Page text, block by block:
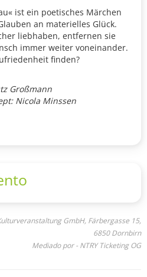
ist ein poetisches Märchen
an materielles Glück.
liebhaben, entfernen sie
immer weiter voneinander.
finden?
Großmann
Nicola Minssen
GmbH, Färbergasse 15,
6850 Dornbirn
Mediado por - NTRY Ticketing OG